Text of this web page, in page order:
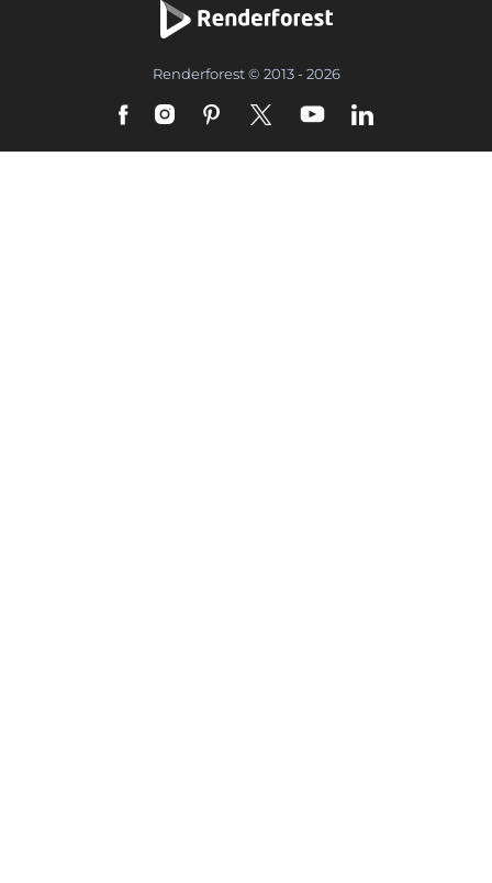
Renderforest © 2013 - 2026